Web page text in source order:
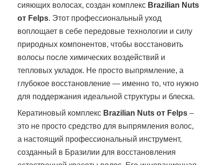
сияющих волосах, создан комплекс Brazilian Nuts
от Felps. Этот профессиональный уход
воплощает в себе передовые технологии и силу
природных компонентов, чтобы восстановить
волосы после химических воздействий и
тепловых укладок. Не просто выпрямление, а
глубокое восстановление — именно то, что нужно
для поддержания идеальной структуры и блеска.
Кератиновый комплекс Brazilian Nuts от Felps –
это не просто средство для выпрямления волос,
а настоящий профессиональный инструмент,
созданный в Бразилии для восстановления